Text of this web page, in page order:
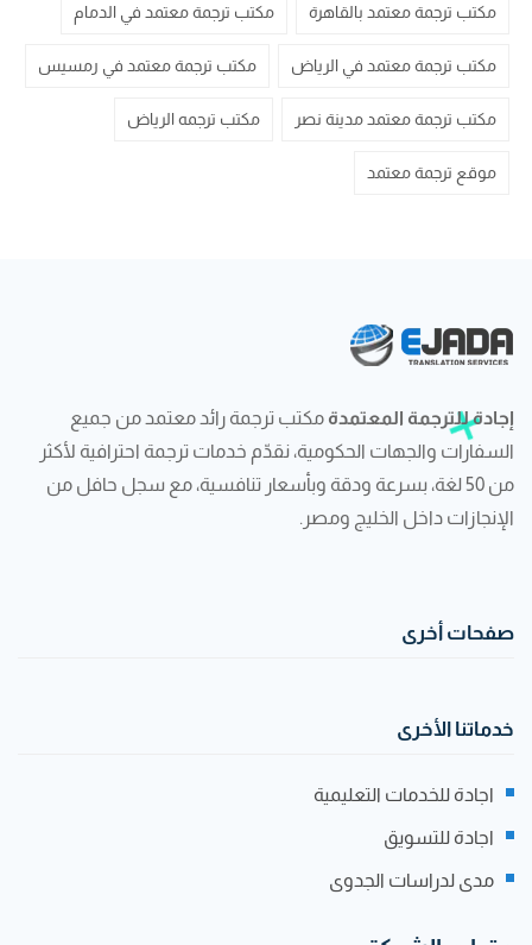
مكتب ترجمة معتمد بالقاهرة مكتب ترجمة معتمد في الدمام
مكتب ترجمة معتمد في الرياض مكتب ترجمة معتمد في رمسيس
مكتب ترجمة معتمد مدينة نصر مكتب ترجمه الرياض
موقع ترجمة معتمد
إجادة للترجمة المعتمدة مكتب ترجمة رائد معتمد من جميع
السفارات والجهات الحكومية، نقدّم خدمات ترجمة احترافية لأكثر
من 50 لغة، بسرعة ودقة وبأسعار تنافسية، مع سجل حافل من
الإنجازات داخل الخليج ومصر.
صفحات أخرى
خدماتنا الأخرى
اجادة للخدمات التعليمية
اجادة للتسويق
مدى لدراسات الجدوى